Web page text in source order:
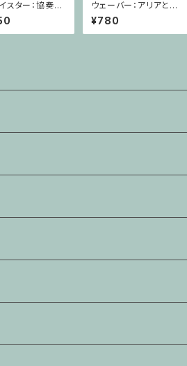
スター：協奏曲
ヴィオラ・ピア
ウェーバー：アリアと変
奏/クラリネット・ピアノ
¥780